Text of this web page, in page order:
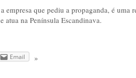
empresa que pediu a propaganda, é uma
atua na Península Escandinava.
Email